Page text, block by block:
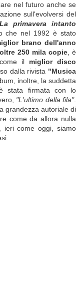
nel futuro anche se
sull'evolversi del
primavera intanto
che nel 1992 è stato
brano dell'anno
oltre 250 mila copie, è
il miglior disco
dalla rivista "Musica
inoltre, la suddetta
stata firmata con lo
"L'ultimo della fila".
grandezza autoriale di
come da allora nulla
ieri come oggi, siamo